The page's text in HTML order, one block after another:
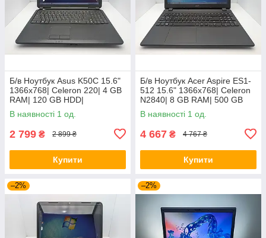
Б/в Ноутбук Asus K50C 15.6"
1366x768| Celeron 220| 4 GB
RAM| 120 GB HDD|
В наявності 1 од.
2 799 ₴ 2 899 ₴
Купити
Б/в Ноутбук Acer Aspire ES1-
512 15.6" 1366x768| Celeron
N2840| 8 GB RAM| 500 GB
HDD| HD
В наявності 1 од.
4 667 ₴ 4 767 ₴
Купити
–2% –2%